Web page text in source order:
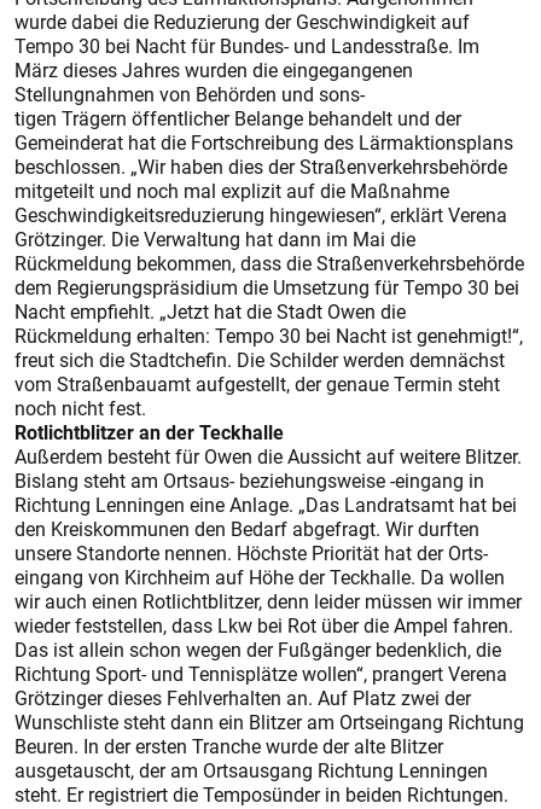
wurde dabei die Reduzierung der Geschwindigkeit auf
Tempo 30 bei Nacht für Bundes- und Landesstraße. Im
März dieses Jahres wurden die eingegangenen
Stellungnahmen von Behörden und sons-
tigen Trägern öffentlicher Belange behandelt und der
Gemeinderat hat die Fortschreibung des Lärmaktionsplans
beschlossen. „Wir haben dies der Straßenverkehrsbehörde
mitgeteilt und noch mal explizit auf die Maßnahme
Geschwindigkeitsreduzierung hingewiesen“, erklärt Verena
Grötzinger. Die Verwaltung hat dann im Mai die
Rückmeldung bekommen, dass die Straßenverkehrsbehörde
dem Regierungspräsidium die Umsetzung für Tempo 30 bei
Nacht empfiehlt. „Jetzt hat die Stadt Owen die
Rückmeldung erhalten: Tempo 30 bei Nacht ist genehmigt!“,
freut sich die Stadtchefin. Die Schilder werden demnächst
vom Straßenbauamt aufgestellt, der genaue Termin steht
noch nicht fest.
Rotlichtblitzer an der Teckhalle
Außerdem besteht für Owen die Aussicht auf weitere Blitzer.
Bislang steht am Ortsaus- beziehungsweise -eingang in
Richtung Lenningen eine Anlage. „Das Landratsamt hat bei
den Kreiskommunen den Bedarf abgefragt. Wir durften
unsere Standorte nennen. Höchste Priorität hat der Orts-
eingang von Kirchheim auf Höhe der Teckhalle. Da wollen
wir auch einen Rotlichtblitzer, denn leider müssen wir immer
wieder feststellen, dass Lkw bei Rot über die Ampel fahren.
Das ist allein schon wegen der Fußgänger bedenklich, die
Richtung Sport- und Tennisplätze wollen“, prangert Verena
Grötzinger dieses Fehlverhalten an. Auf Platz zwei der
Wunschliste steht dann ein Blitzer am Ortseingang Richtung
Beuren. In der ersten Tranche wurde der alte Blitzer
ausgetauscht, der am Ortsausgang Richtung Lenningen
steht. Er registriert die Temposünder in beiden Richtungen.